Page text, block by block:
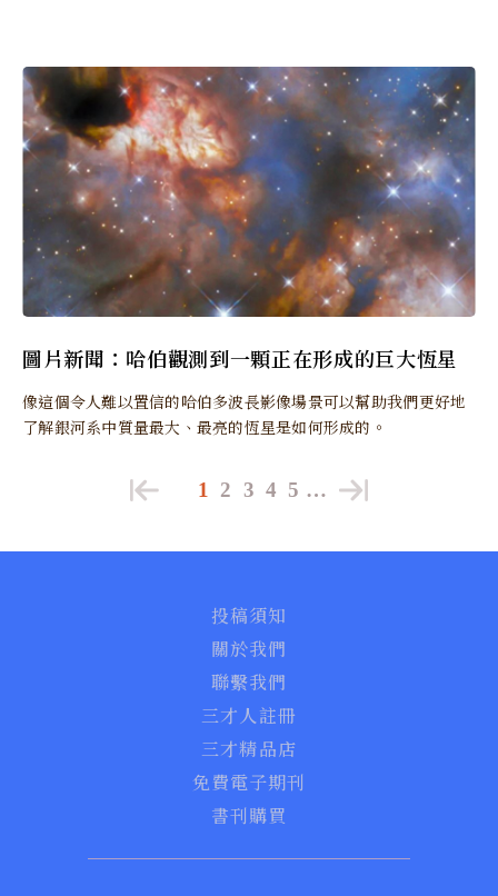
圖片新聞：哈伯觀測到一顆正在形成的巨大恆星
像這個令人難以置信的哈​​伯多波長影像場景可以幫助我們更好地
了解銀河系中質量最大、最亮的恆星是如何形成的。
1 2 3 4 5 …
投稿須知
關於我們
聯繫我們
三才人註冊
三才精品店
免費電子期刊
書刊購買